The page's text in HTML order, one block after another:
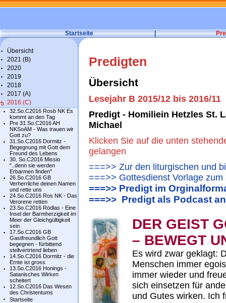
Startseite |
Übersicht
2021 (B)
2020
2019
2018
2017 (A)
2016 (C)
32.So.C2016 Rosb NK Es
kommt an den Tag
Pre 31.So.C2016 AH
NKSoAM - Was trauen wir
Gott zu?
31.So.C2016 Dormitz -
Begegnung mit Gott dem
Freund des Lebens
30. So.C2016 Missio
"..denn sie werden
Erbarmen finden"
26.So.C2016 GB
Verherrliche deinen Namen
und rette uns
24.So.C2016 Ros NK - Das
Verorene retten
23.So.C2016 Rödlas - Eine
Insel der Barmherzigkeit im
Meer der Gleichgültigkeit
sein
17.So.C2016 GB
Gastfreundlich Gott
begegnen - fürbittend
stellvertrtend lieben
14.So.C2016 Dormitz - die
Ernte ist gross
13.So.C2016 Honings -
Satanisches Wirken
scheitert
12.So.C2016 Das Wesen
des Christentums
Startseite
Predigten
Übersicht
Lesejahr B 2015/12 bis 2016/11
Predigt - Homiliein Hetzles St.
Michael
Klicken Sie auf die unten
gelangen
===>> Zur den liturgischen und
===>> Gottesdienst Vorlage
===>> Predigt im
===>> Predigt als Podcast
DER GEIST
– BEWEGT
Es wird zwar geklagt:
Menschen immer
immer wieder und
sich einsetzen für
und Gutes wirken. Ich